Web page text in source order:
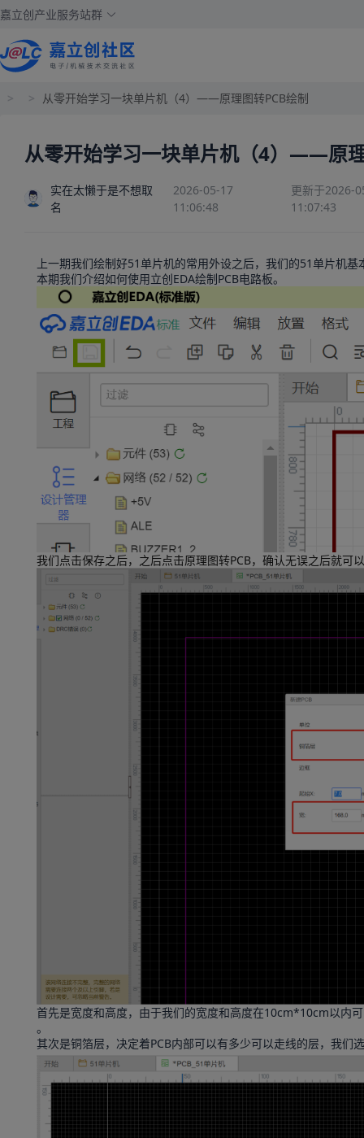
嘉立创产业服务站群
> > 从零开始学习一块单片机（4）——原理图转PCB绘制
从零开始学习一块单片机（4）——原
实在太懒于是不想取
名
2026-05-17
11:06:48
更新于2026-
11:07:43
上一期我们绘制好51单片机的常用外设之后，我们的51单片机
本期我们介绍如何使用立创EDA绘制PCB电路板。
我们点击保存之后，之后点击原理图转PCB，确认无误之后就可
首先是宽度和高度，由于我们的宽度和高度在10cm*10cm以内
。
其次是铜箔层，决定着PCB内部可以有多少可以走线的层，我